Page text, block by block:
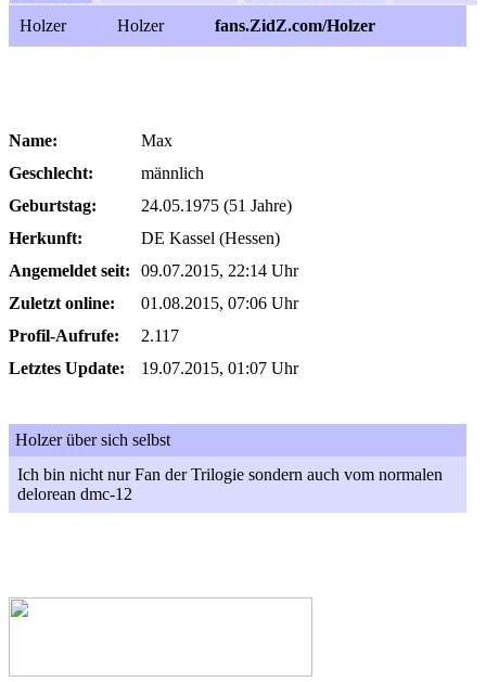
Holzer
Holzer fans.ZidZ.com/Holzer
Name:
Max
Geschlecht:
männlich
Geburtstag:
24.05.1975 (51 Jahre)
Herkunft:
DE Kassel (Hessen)
Angemeldet seit:
09.07.2015, 22:14 Uhr
Zuletzt online:
01.08.2015, 07:06 Uhr
Profil-Aufrufe:
2.117
Letztes Update:
19.07.2015, 01:07 Uhr
Holzer über sich selbst
Ich bin nicht nur Fan der Trilogie sondern auch vom normalen
delorean dmc-12